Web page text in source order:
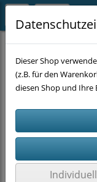
ARBEITSKLEIDUNG
Dieser Shop
(z.B. für den
diesen Shop und Ihre